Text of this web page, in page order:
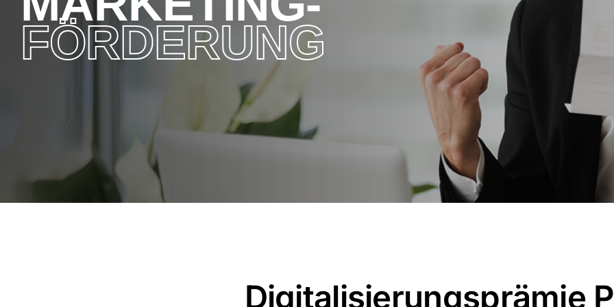
FÖRDERUNG
Digitalisierungsprämie